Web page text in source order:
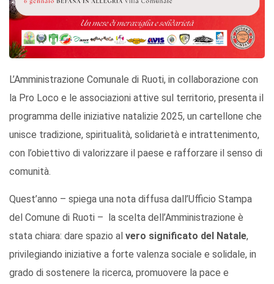
L’Amministrazione Comunale di Ruoti, in collaborazione con
la Pro Loco e le associazioni attive sul territorio, presenta il
programma delle iniziative natalizie 2025, un cartellone che
unisce tradizione, spiritualità, solidarietà e intrattenimento,
con l’obiettivo di valorizzare il paese e rafforzare il senso di
comunità.
Quest’anno – spiega una nota diffusa dall’Ufficio Stampa
del Comune di Ruoti – la scelta dell’Amministrazione è
stata chiara: dare spazio al vero significato del Natale,
privilegiando iniziative a forte valenza sociale e solidale, in
grado di sostenere la ricerca, promuovere la pace e